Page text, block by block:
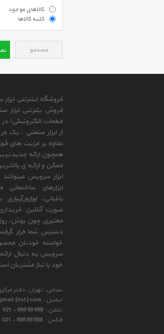
کالاهای موجود
کلیه کالاها
جستجو
فروشگاه اینترنتی
فروش ینترنتی ابزار
قطعات الکترونیکی)
از ابزار صنعتی ، یک
علاوه بر مزیت های
همچون ارائه
ممکن و ارائه ی
ابزار سرویس
ابزارهای ساختمانی
باغبانی،لوازم آبیاری،
صورت آنلاین
معتبری چون بوش،
دسترس شما قرار
خواسته خودتان
سرویس به دنبال
خود با نیاز مشتریان
نشانی : تهران، دفتر
ایمیل : {dot} com
تلفن : 021 - 888 88 888
فکس : 021 - 888 88 888